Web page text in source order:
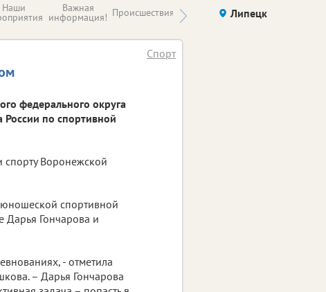
Наши Важная
информация! Происшествия Здоровье компаний (на
правах
Липецк
Спорт
федерального округа
по спортивной
Воронежской
спортивной
Гончарова и
- отметила
– Дарья Гончарова